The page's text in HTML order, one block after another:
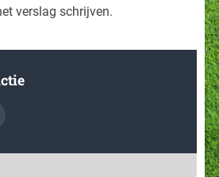
verslag schrijven.